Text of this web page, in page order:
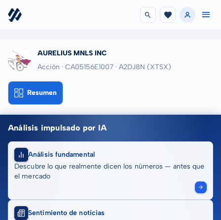
AURELIUS MNLS INC
Acción · CA05156E1007 · A2DJ8N (XTSX)
Resumen
Análisis impulsado por IA
Análisis fundamental
Descubre lo que realmente dicen los números — antes que
el mercado
Sentimiento de noticias